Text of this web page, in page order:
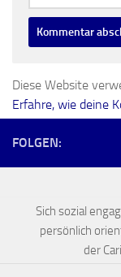
Diese Website
Erfahre, wie deine
FOLGEN:
Sich sozial
persönlich
der